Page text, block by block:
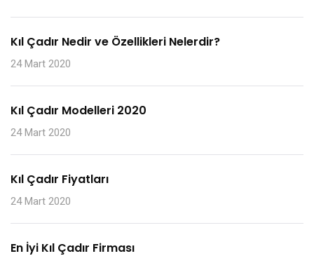
Kıl Çadır Nedir ve Özellikleri Nelerdir?
24 Mart 2020
Kıl Çadır Modelleri 2020
24 Mart 2020
Kıl Çadır Fiyatları
24 Mart 2020
En İyi Kıl Çadır Firması